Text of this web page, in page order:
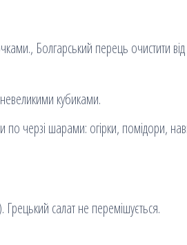
Болгарський перець очистити від
невеликими кубиками.
по черзі шарами: огірки, помідори,
Грецький салат не перемішується.